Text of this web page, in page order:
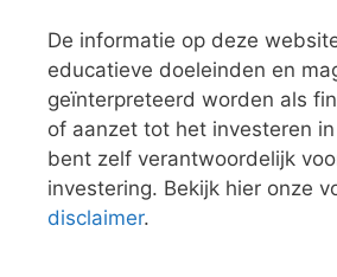
De informatie op deze
educatieve doeleinden en
geïnterpreteerd worden als
of aanzet tot het investeren
bent zelf verantwoordelijk
investering. Bekijk hier onze
disclaimer.